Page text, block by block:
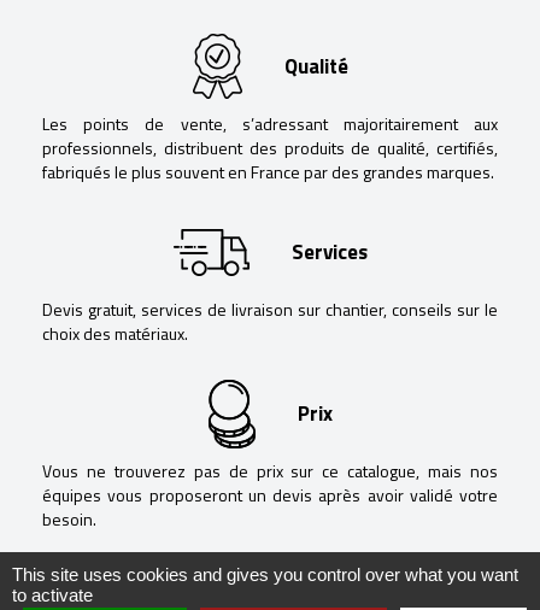
Qualité
Les points de vente, s’adressant majoritairement aux
professionnels, distribuent des produits de qualité, certifiés,
fabriqués le plus souvent en France par des grandes marques.
Services
Devis gratuit, services de livraison sur chantier, conseils sur le
choix des matériaux.
Prix
Vous ne trouverez pas de prix sur ce catalogue, mais nos
équipes vous proposeront un devis après avoir validé votre
besoin.
This site uses cookies and gives you control over what you want
to activate